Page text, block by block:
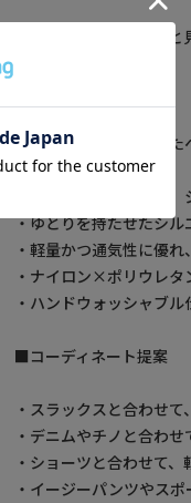
ラクに動けて、きちん
・ストレッチ性に優れ
シャツ
・さりげない織り柄が
・ゆとりを持たせたシ
・軽量かつ通気性に優
・ナイロン×ポリウレタ
・ハンドウォッシャブ
■コーディネート提案
・スラックスと合わせ
・デニムやチノと合わ
・ショーツと合わせて
・イージーパンツやス